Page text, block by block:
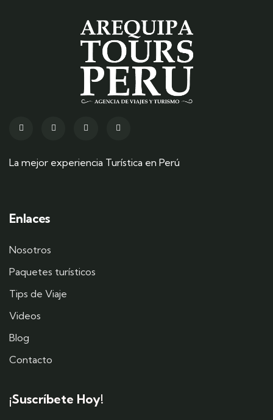
La mejor experiencia Turística en Perú
Enlaces
Nosotros
Paquetes turísticos
Tips de Viaje
Videos
Blog
Contacto
¡Suscríbete Hoy!